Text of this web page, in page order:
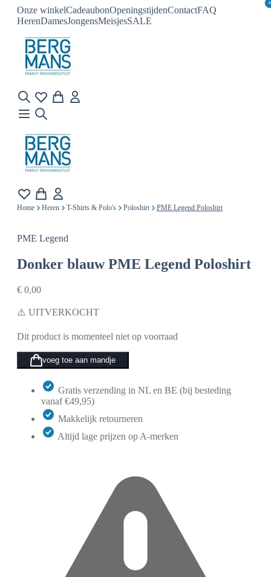
Onze winkelCadeaubonOpeningstijdenContactFAQ
HerenDamesJongensMeisjesSALE
×
×
Home Heren T-Shirts & Polo's Poloshirt PME Legend Poloshirt
PME Legend
Donker blauw PME Legend Poloshirt
€ 0,00
⚠️ UITVERKOCHT
Dit product is momenteel niet op voorraad
voeg toe aan mandje
Gratis verzending in NL en BE (bij besteding
vanaf €49,95)
Makkelijk retourneren
Altijd lage prijzen op A-merken